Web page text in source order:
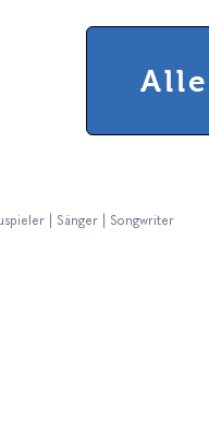
| Sänger | Songwriter